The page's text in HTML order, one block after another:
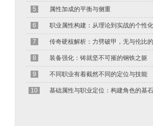
5 属性加成的平衡与侧重
6 职业属性构建：从理论到实战的个性化
7 传奇硬核解析：力劈破甲，无与伦比
8 装备强化：铸就坚不可摧的钢铁之躯
9 不同职业有着截然不同的定位与技能
10 基础属性与职业定位：构建角色的基石